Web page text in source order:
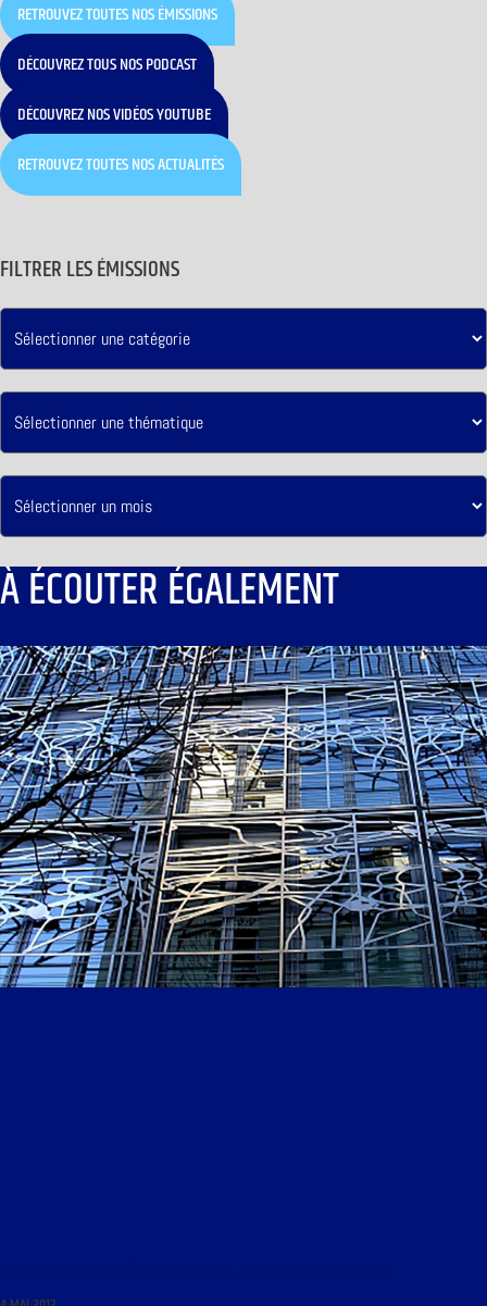
RETROUVEZ TOUTES NOS ÉMISSIONS
DÉCOUVREZ TOUS NOS PODCAST
DÉCOUVREZ NOS VIDÉOS YOUTUBE
RETROUVEZ TOUTES NOS ACTUALITÉS
FILTRER LES ÉMISSIONS
À ÉCOUTER ÉGALEMENT